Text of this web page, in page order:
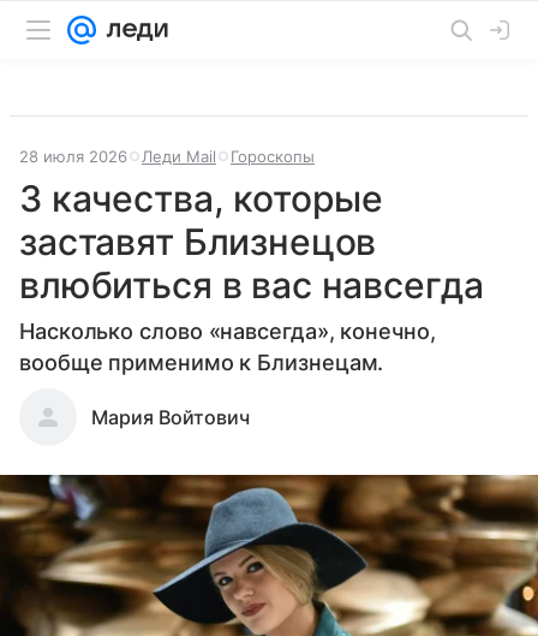
28 июля 2026 Леди Mail Гороскопы
3 качества, которые
заставят Близнецов
влюбиться в вас навсегда
Насколько слово «навсегда», конечно,
вообще применимо к Близнецам.
Мария Войтович